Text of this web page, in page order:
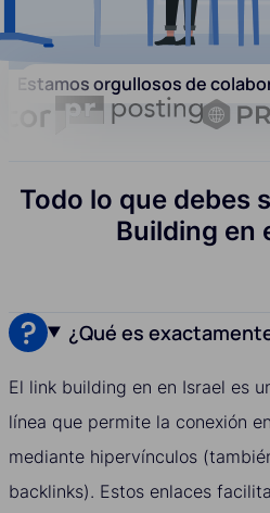
Estamos orgullosos de
Todo lo que debes
Building en
¿Qué es
El link building en en Israel es
línea que permite la conexión
mediante hipervínculos
backlinks). Estos enlaces